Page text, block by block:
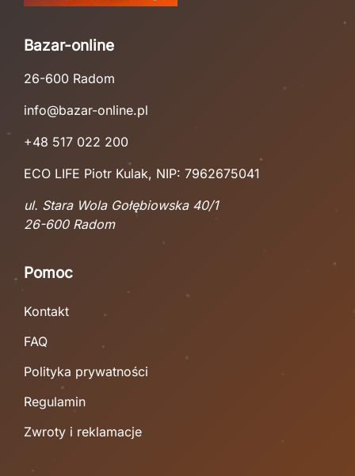
Bazar-online
26-600 Radom
info@bazar-online.pl
+48 517 022 200
ECO LIFE Piotr Kulak, NIP: 7962675041
ul. Stara Wola Gołębiowska 40/1
26-600 Radom
Pomoc
Kontakt
FAQ
Polityka prywatności
Regulamin
Zwroty i reklamacje